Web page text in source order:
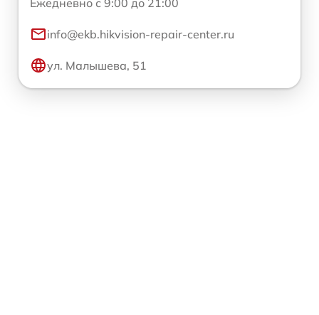
info@ekb.hikvision-repair-center.ru
ул. Малышева, 51